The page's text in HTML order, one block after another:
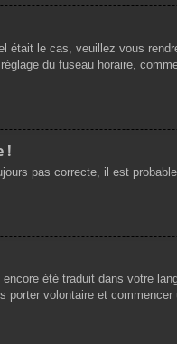
était le cas, veuillez vous
du fuseau horaire,
!
pas correcte, il est
été traduit dans votre
volontaire et